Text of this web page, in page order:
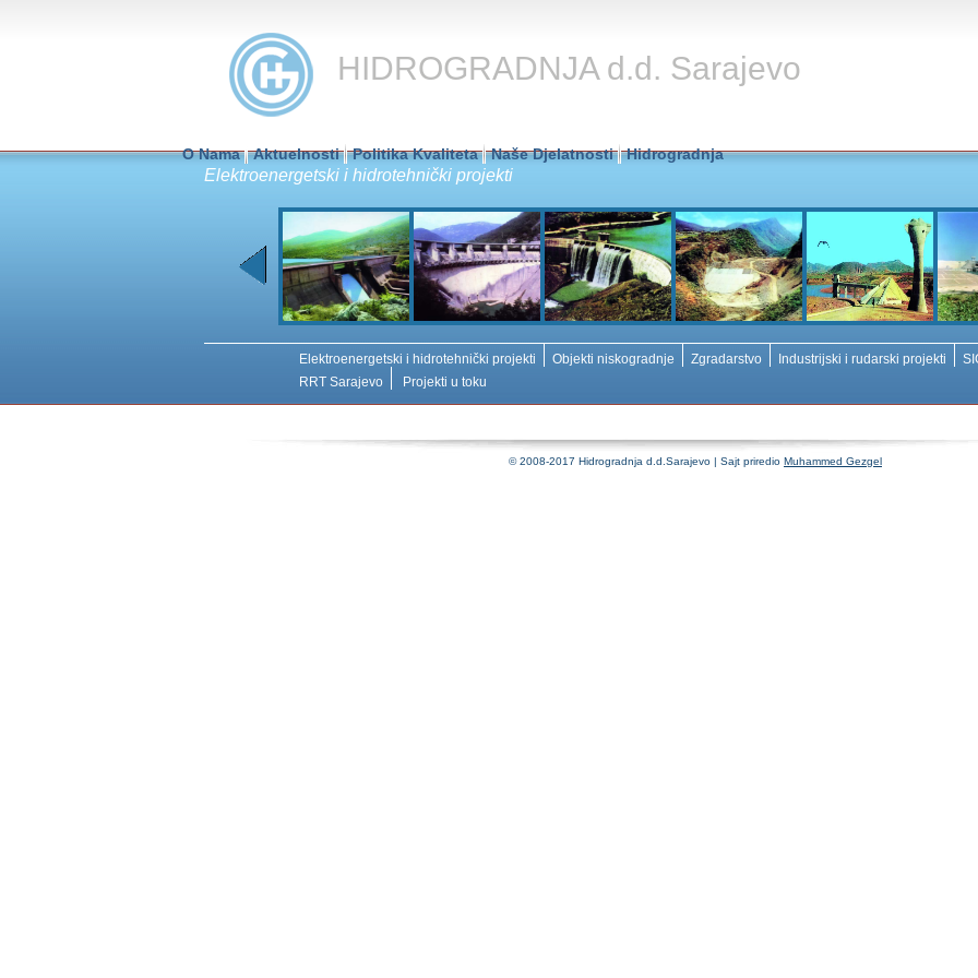
HIDROGRADNJA d.d. Sarajevo
O Nama Aktuelnosti Politika Kvaliteta Naše Djelatnosti Hidrogradnja
Elektroenergetski i hidrotehnički projekti
Elektroenergetski i hidrotehnički projekti Objekti niskogradnje Zgradarstvo Industrijski i rudarski projekti
RRT Sarajevo
Projekti u toku
© 2008-2017 Hidrogradnja d.d.Sarajevo | Sajt priredio Muhammed Gezgel